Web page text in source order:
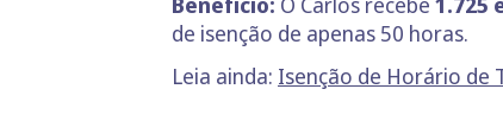
de isenção de apenas 50 horas.
Leia ainda: Isenção de Horário de